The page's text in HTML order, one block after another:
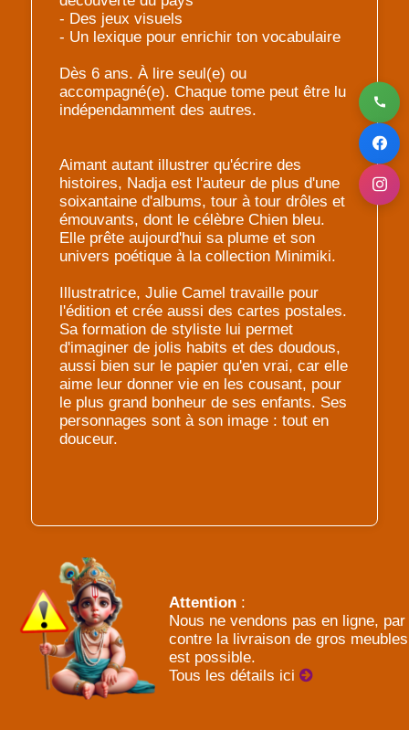
- Des jeux visuels
- Un lexique pour enrichir ton vocabulaire
Dès 6 ans. À lire seul(e) ou
accompagné(e). Chaque tome peut être lu
indépendamment des autres.
Aimant autant illustrer qu'écrire des
histoires, Nadja est l'auteur de plus d'une
soixantaine d'albums, tour à tour drôles et
émouvants, dont le célèbre Chien bleu.
Elle prête aujourd'hui sa plume et son
univers poétique à la collection Minimiki.
Illustratrice, Julie Camel travaille pour
l'édition et crée aussi des cartes postales.
Sa formation de styliste lui permet
d'imaginer de jolis habits et des doudous,
aussi bien sur le papier qu'en vrai, car elle
aime leur donner vie en les cousant, pour
le plus grand bonheur de ses enfants. Ses
personnages sont à son image : tout en
douceur.
Attention :
Nous ne vendons pas en ligne, par
contre la livraison de gros meubles
est possible.
Tous les détails ici